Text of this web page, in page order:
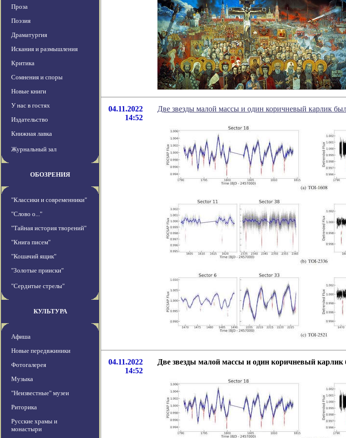
Проза
Поэзия
Драматургия
Искания и размышления
Критика
Сомнения и споры
Новые книги
У нас в гостях
Издательство
Книжная лавка
Журнальный зал
ОБОЗРЕНИЯ
"Классики и современники"
"Слово о..."
"Тайная история творений"
"Книга писем"
"Кошачий ящик"
"Золотые прииски"
"Сердитые стрелы"
КУЛЬТУРА
Афиша
Новые передвжиники
Фотогалерея
Музыка
"Неизвестные" музеи
Риторика
Русские храмы и
монастыри
04.11.2022
14:52
Две звезды малой массы и один коричневый карлик
04.11.2022
14:52
Две звезды малой массы и один коричневый